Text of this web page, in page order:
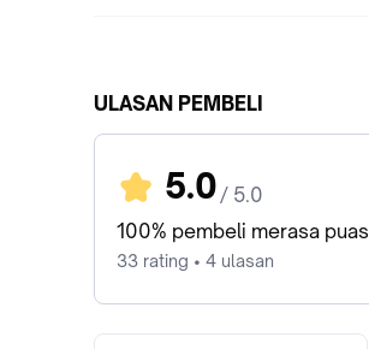
ULASAN PEMBELI
5.0 / 5.0
100% pembeli merasa puas
33 rating • 4 ulasan